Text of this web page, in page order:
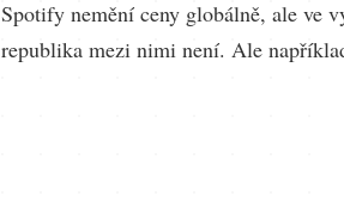
Spotify nemění ceny globálně, ale ve
republika mezi nimi není. Ale